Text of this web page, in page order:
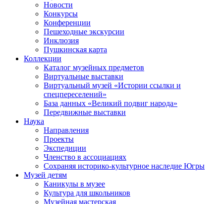
Новости
Конкурсы
Конференции
Пешеходные экскурсии
Инклюзия
Пушкинская карта
Коллекции
Каталог музейных предметов
Виртуальные выставки
Виртуальный музей «Истории ссылки и
спецпереселений»
База данных «Великий подвиг народа»
Передвижные выставки
Наука
Направления
Проекты
Экспедиции
Членство в ассоциациях
Сохраняя историко-культурное наследие Югры
Музей детям
Каникулы в музее
Культура для школьников
Музейная мастерская